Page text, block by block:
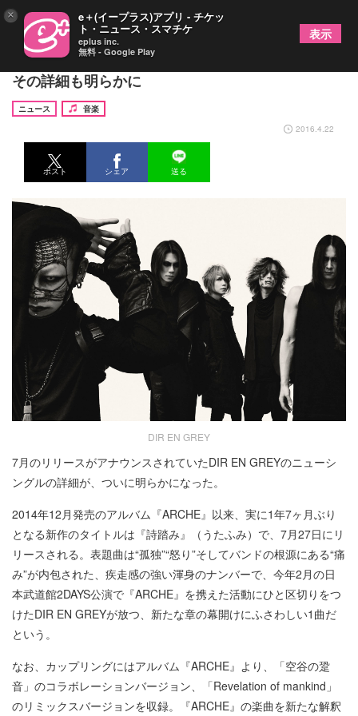
DIR EN GREY 1年7ヶ月ぶり新作は「詩踏み」、
その詳細も明らかに
ニュース
音楽
2016.4.22
ポスト シェア 送る
DIR EN GREY
7月のリリースがアナウンスされていたDIR EN GREYのニューシ
ングルの詳細が、ついに明らかになった。
2014年12月発売のアルバム『ARCHE』以来、実に1年7ヶ月ぶり
となる新作のタイトルは『詩踏み』（うたふみ）で、7月27日にリ
リースされる。表題曲は“孤独”“怒り”そしてバンドの根源にある“痛
み”が内包された、疾走感の強い渾身のナンバーで、今年2月の日
本武道館2DAYS公演で『ARCHE』を携えた活動にひと区切りをつ
けたDIR EN GREYが放つ、新たな章の幕開けにふさわしい1曲だ
という。
なお、カップリングにはアルバム『ARCHE』より、「空谷の跫
音」のコラボレーションバージョン、「Revelation of mankind」
のリミックスバージョンを収録。『ARCHE』の楽曲を新たな解釈
× e＋(イープラス)アプリ - チケッ
ト・ニュース・スマチケ
eplus inc.
無料 - Google Play
表示